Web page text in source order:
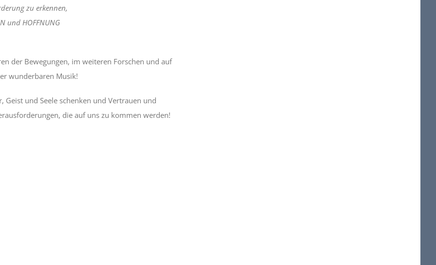
zu erkennen,
und HOFFNUNG
der Bewegungen, im weiteren Forschen und auf
wunderbaren Musik!
Geist und Seele schenken und Vertrauen und
die auf uns zu kommen werden!